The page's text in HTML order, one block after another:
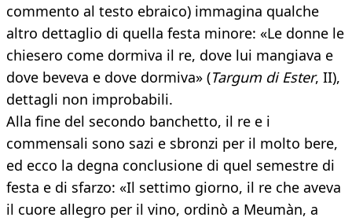
commento al testo ebraico) immagina qualche
altro dettaglio di quella festa minore: «Le donne le
chiesero come dormiva il re, dove lui mangiava e
dove beveva e dove dormiva» (Targum di Ester, II),
dettagli non improbabili.
Alla fine del secondo banchetto, il re e i
commensali sono sazi e sbronzi per il molto bere,
ed ecco la degna conclusione di quel semestre di
festa e di sfarzo: «Il settimo giorno, il re che aveva
il cuore allegro per il vino, ordinò a Meumàn, a